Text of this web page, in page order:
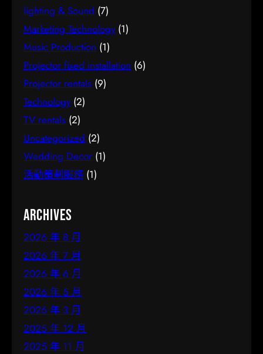
lighting & Sound (7)
Marketing Technology(1)
Music Production (1)
Projector fixed installation (6)
Projector rentals (9)
Technology(2)
TV rentals (2)
Uncategorized (2)
Wedding Decor (1)
活動策劃服務 (1)
Archives
2026 年 8 月
2026 年 7 月
2026 年 6 月
2026 年 5 月
2026 年 3 月
2025 年 12 月
2025 年 11 月